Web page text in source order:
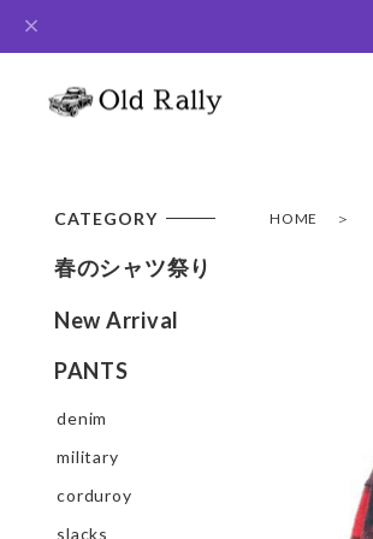
HOME
CATEGORY
春のシャツ祭り
New Arrival
PANTS
denim
military
corduroy
slacks